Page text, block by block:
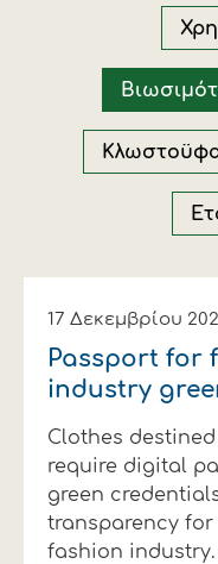
Οικονομικά
Εταιρική
Καινοτομία
Εκδηλώσεις
Πως θα μας
ΑΚΟΛΟΥΘΗΣΤΕ
Συνέδρια
Πως θα μας
ΑΚΟΛΟΥΘΗΣΤΕ
Ευφυής
Εκκόκκιση
παραγωγού
Ιατρικές
Πως θα μας
ΑΚΟΛΟΥΘΗΣΤΕ
Αλυσίδα
Πως θα μας
ΑΚΟΛΟΥΘΗΣΤΕ
Εταιρικά
Πως θα μας
ΑΚΟΛΟΥΘΗΣΤΕ
Πως θα μας
ΑΚΟΛΟΥΘΗΣΤΕ
17 Δεκεμβρίου
Passport for
industry
Clothes
require digital
green
transparency for
fashion industry.